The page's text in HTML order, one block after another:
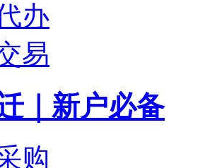
办
易
｜新户必备
购